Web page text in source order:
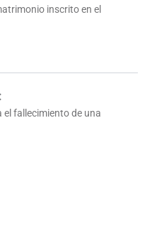
inscrito en el
:
fallecimiento de una